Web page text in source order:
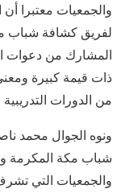
والجمعيات معتبرا
لفريق كشافة شباب
المشارك من دعوات
ذات قيمة كبيرة
من الدورات التدريبية
ونوه الجوال محمد
شباب مكة المكرمة
والجمعيات التي